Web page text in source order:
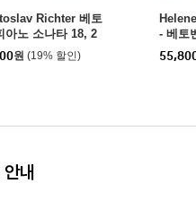
Richter 베토
아노 소나타 18, 2
31번 (Beethoven:
Nos. 18, 27, 28
원 (19% 할인)
- 베토
17번
내